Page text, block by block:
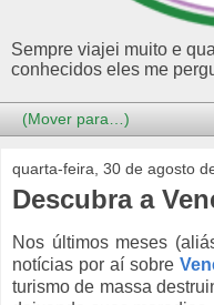
Sempre viajei muito e
conhecidos eles me
quarta-feira, 30 de agosto
Descubra a
Nos últimos meses
notícias por aí sobre
turismo de massa